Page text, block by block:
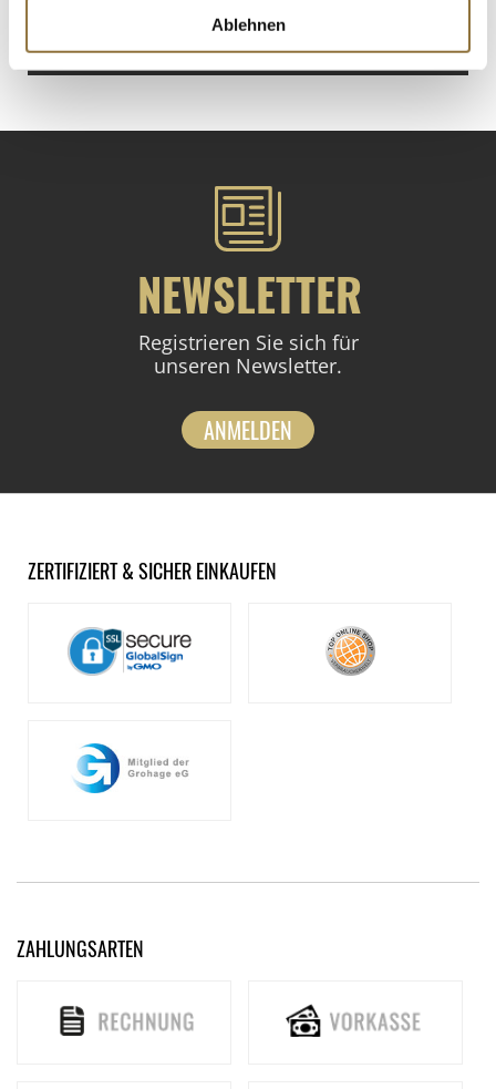
Ablehnen
St.
NEWSLETTER
Registrieren Sie sich für
unseren Newsletter.
ANMELDEN
ZERTIFIZIERT & SICHER EINKAUFEN
ZAHLUNGSARTEN